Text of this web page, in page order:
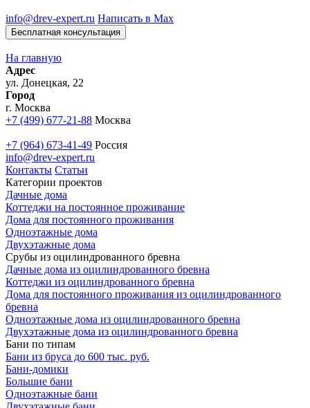
info@drev-expert.ru Написать в Max
Бесплатная консультация
На главную
Адрес
ул. Донецкая, 22
Город
г. Москва
+7 (499) 677-21-88 Москва
+7 (964) 673-41-49 Россия
info@drev-expert.ru
Контакты Статьи
Категории проектов
Дачные дома
Коттеджи на постоянное проживание
Дома для постоянного проживания
Одноэтажные дома
Двухэтажные дома
Срубы из оцилиндрованного бревна
Дачные дома из оцилиндрованного бревна
Коттеджи из оцилиндрованного бревна
Дома для постоянного проживания из оцилиндрованного
бревна
Одноэтажные дома из оцилиндрованного бревна
Двухэтажные дома из оцилиндрованного бревна
Бани по типам
Бани из бруса до 600 тыс. руб.
Бани-домики
Большие бани
Одноэтажные бани